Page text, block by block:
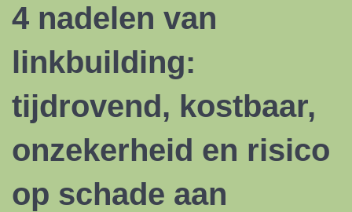
4 nadelen van
linkbuilding:
tijdrovend, kostbaar,
onzekerheid en risico
op schade aan